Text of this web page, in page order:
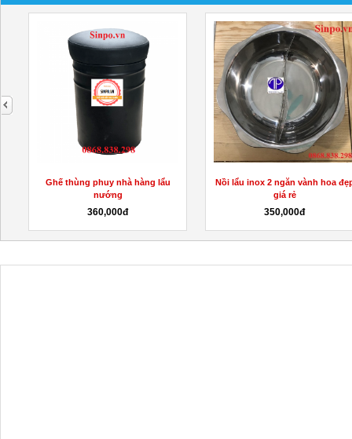
Ghế thùng phuy nhà hàng lẩu
nướng
360,000đ
Nồi lẩu inox 2 ngăn vành hoa
giá rẻ
350,000đ
next